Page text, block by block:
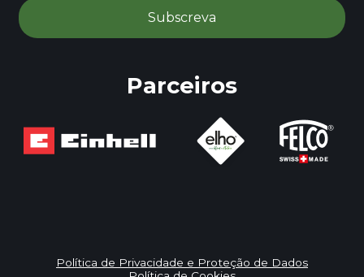
Parceiros
Política de Privacidade e Proteção de Dados